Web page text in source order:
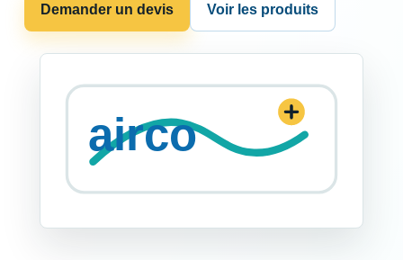
Demander un devis Voir les produits